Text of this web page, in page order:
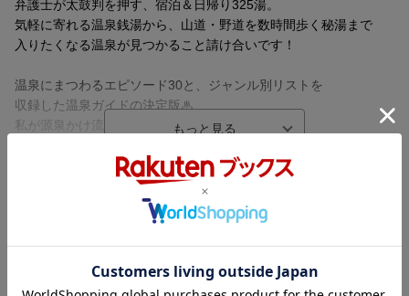
弁護士が太鼓判を押す、宿泊＆日帰り325湯。
気軽に寄れる温泉銭湯から、山道・野道を数時間歩く秘湯まで
入りたくなる温泉が見つかること請け合いです！
温泉にまつわるエピソード30と、ジャンル別リストを
収録した温泉ガイドの決定版♨︎
私が源泉かけ流しをおすすめする理由
満足できる宿泊200選
満足できる日帰り125選
第2部 温泉にまつわる30のお話
不思議な話 第1話〜第9話
艶かしい話 第10話〜第13話
怖い話 第14話〜第23話
内容紹介（「BOOK」データベースより）
足元から湧出する新鮮な源泉で満たされた浴槽が「本物」の源泉
かけ流し温泉です。北海道から沖縄まで、良質な源泉を求めて旅
する弁護士が太鼓判を押す、宿泊＆日帰り３２５湯。気軽に寄れ
る温泉銭湯から、山道・野道を数時間歩く秘湯まで入りたくなる